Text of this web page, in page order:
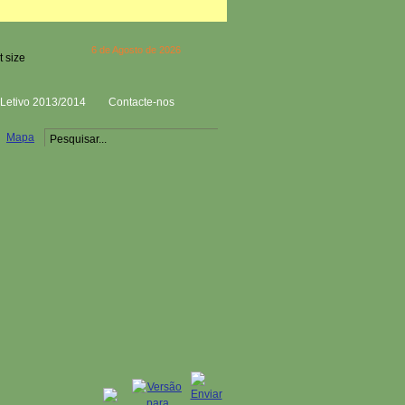
6 de Agosto de 2026
2013/2014 Contacte-nos
Mapa